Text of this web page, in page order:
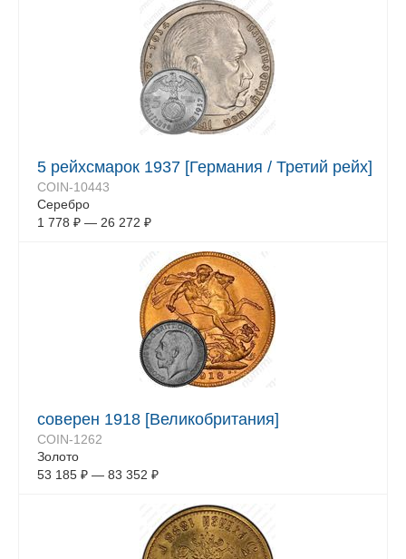
5 рейхсмарок 1937 [Германия / Третий рейх]
COIN-10443
Серебро
1 778 ₽ — 26 272 ₽
соверен 1918 [Великобритания]
COIN-1262
Золото
53 185 ₽ — 83 352 ₽